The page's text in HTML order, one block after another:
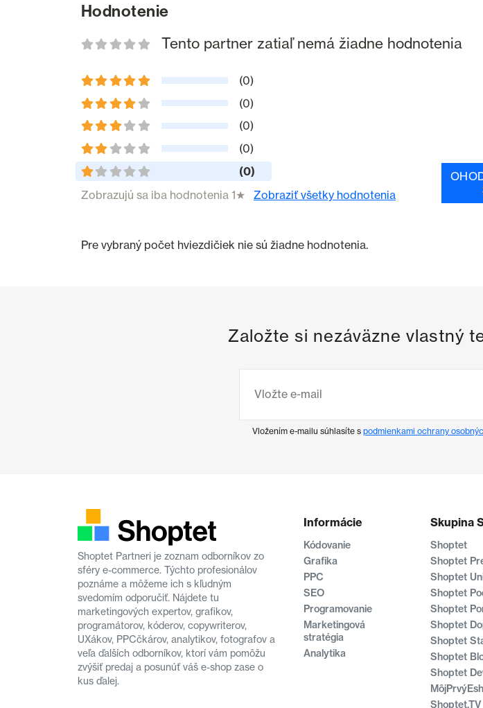
Hodnotenie
Tento partner zatiaľ nemá žiadne hodnotenia
(0)
(0)
(0)
(0)
(0)
Zobrazujú sa iba hodnotenia 1★
Zobraziť všetky hodnotenia
Pre vybraný počet hviezdičiek nie sú žiadne hodnotenia.
Založte si nezáväzne vlastný
Vložením e-mailu súhlasíte s podmienkami ochrany
Shoptet Partneri je zoznam odborníkov zo
sféry e-commerce. Týchto profesionálov
poznáme a môžeme ich s kľudným
svedomím odporučiť. Nájdete tu
marketingových expertov, grafikov,
programátorov, kóderov, copywriterov,
UXákov, PPCčkárov, analytikov, fotografov a
veľa ďalších odborníkov, ktorí vám pomôžu
zvýšiť predaj a posunúť váš e-shop zase o
kus ďalej.
Informácie
Kódovanie
Grafika
PPC
SEO
Programovanie
Marketingová
stratégia
Analytika
Skupina
Shoptet
Shoptet
Shoptet
Shoptet
Shoptet
Shoptet
Shoptet
Shoptet
Shoptet
Shoptet.TV